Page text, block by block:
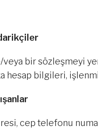
bir sözleşmeyi
hesap bilgileri,
cep telefonu